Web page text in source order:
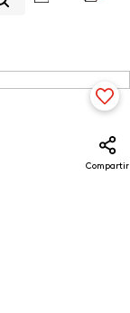
Compartir